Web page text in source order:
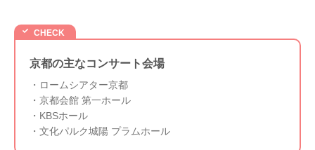
京都の主なコンサート会場
・ロームシアター京都
・京都会館 第一ホール
・KBSホール
・文化パルク城陽 プラムホール